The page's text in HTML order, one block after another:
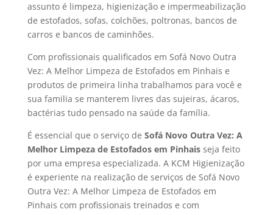
assunto é limpeza, higienização e impermeabilização
de estofados, sofas, colchões, poltronas, bancos de
carros e bancos de caminhões.
Com profissionais qualificados em Sofá Novo Outra
Vez: A Melhor Limpeza de Estofados em Pinhais e
produtos de primeira linha trabalhamos para você e
sua familia se manterem livres das sujeiras, ácaros,
bactérias tudo pensado na saúde da família.
É essencial que o serviço de Sofá Novo Outra Vez: A
Melhor Limpeza de Estofados em Pinhaisseja feito
por uma empresa especializada. A KCM Higienização
é experiente na realização de serviços de Sofá Novo
Outra Vez: A Melhor Limpeza de Estofados em
Pinhais com profissionais treinados e com